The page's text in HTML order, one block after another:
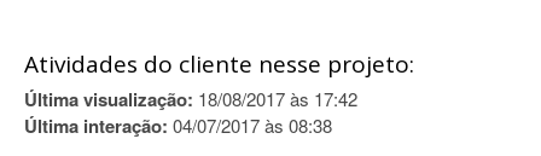
Atividades do cliente nesse projeto:
Última visualização: 18/08/2017 às 17:42
Última interação: 04/07/2017 às 08:38